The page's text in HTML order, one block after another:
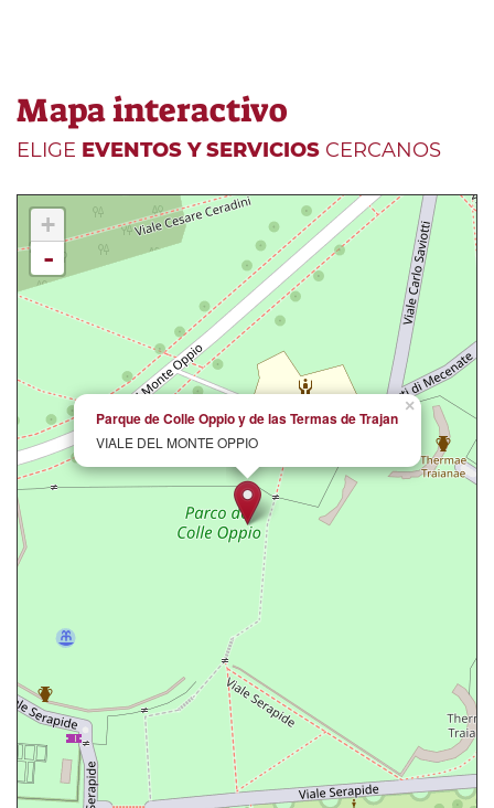
Mapa interactivo
ELIGE EVENTOS Y SERVICIOS CERCANOS
×
Parque de Colle Oppio y de las Termas de Trajan
VIALE DEL MONTE OPPIO
+
-